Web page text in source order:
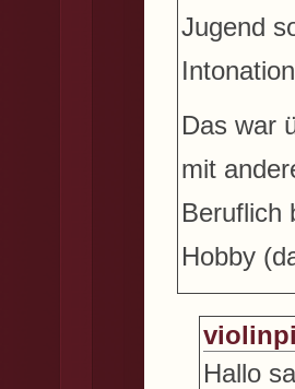
Jugend
Das war
mit
Beruflich
Hobby
Hallo